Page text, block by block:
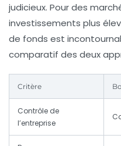
judicieux. Pour des
investissements plus
de fonds est
comparatif des deux
Critère
Contrôle de
l’entreprise